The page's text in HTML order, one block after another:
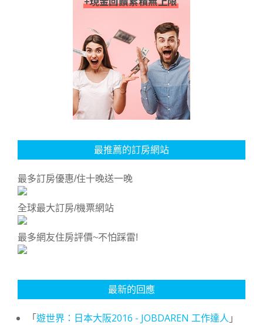
最推薦的訂房網站
最多訂房優惠/住十晚送一晚
全球最大訂房/機票網站
最多網友住房評價~不怕踩雷!
最新的回應
「遊世界：日本大阪2016 - JOBDAREN 工作達人 」